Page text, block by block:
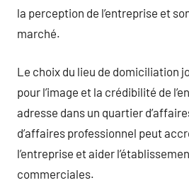
la perception de l’entreprise et
marché.
Le choix du lieu de domiciliation
pour l’image et la crédibilité de
adresse dans un quartier
d’affaires professionnel peut
l’entreprise et aider
commerciales.